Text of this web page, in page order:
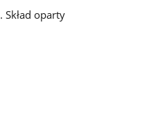
. Skład oparty